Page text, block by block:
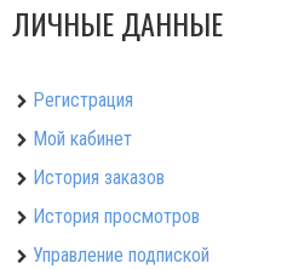
ЛИЧНЫЕ ДАННЫЕ
Регистрация
Мой кабинет
История заказов
История просмотров
Управление подпиской